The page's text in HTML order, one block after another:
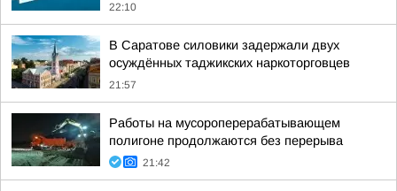
22:10
В Саратове силовики задержали двух
осуждённых таджикских наркоторговцев
21:57
Работы на мусороперерабатывающем
полигоне продолжаются без перерыва
21:42